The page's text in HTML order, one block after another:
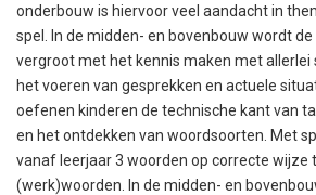
onderbouw is hiervoor veel aandacht in
spel. In de midden- en bovenbouw wordt
vergroot met het kennis maken met allerlei
het voeren van gesprekken en actuele
oefenen kinderen de technische kant van
en het ontdekken van woordsoorten. Met
vanaf leerjaar 3 woorden op correcte wijze
(werk)woorden. In de midden- en